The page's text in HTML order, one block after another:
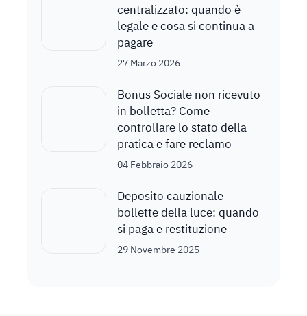
centralizzato: quando è
legale e cosa si continua a
pagare
27 Marzo 2026
Bonus Sociale non ricevuto
in bolletta? Come
controllare lo stato della
pratica e fare reclamo
04 Febbraio 2026
Deposito cauzionale
bollette della luce: quando
si paga e restituzione
29 Novembre 2025